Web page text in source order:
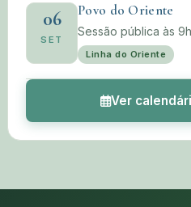
06
SET
Povo do Oriente
Sessão pública às 9h
Linha do Oriente
Ver